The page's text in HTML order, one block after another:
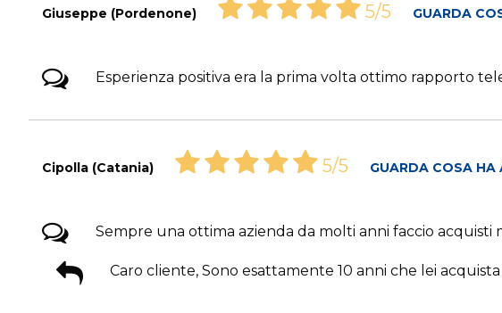
Giuseppe (Pordenone) 5/5 GUARDA
Esperienza positiva era la prima volta ottimo rapporto
Cipolla (Catania) 5/5 GUARDA COSA
Sempre una ottima azienda da molti anni faccio
Caro cliente, Sono esattamente 10 anni che lei